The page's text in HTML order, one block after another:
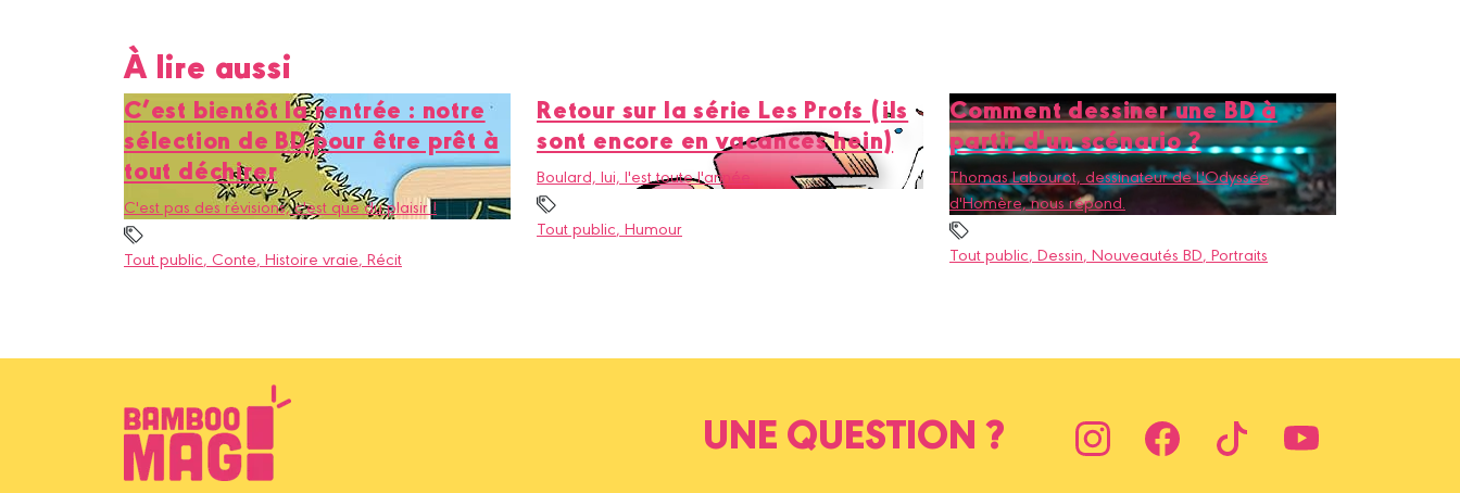
À lire aussi
C’est bientôt la rentrée : notre
sélection de BD pour être prêt à
tout déchirer
C'est pas des révisions, c'est que du plaisir !
Tout public, Conte, Histoire vraie, Récit
Retour sur la série Les Profs (ils
sont encore en vacances hein)
Boulard, lui, l'est toute l'année.
Tout public, Humour
Comment dessiner une BD à
partir d'un scénario ?
Thomas Labourot, dessinateur de L'Odyssée
d'Homère, nous répond.
Tout public, Dessin, Nouveautés BD, Portraits
UNE QUESTION ?